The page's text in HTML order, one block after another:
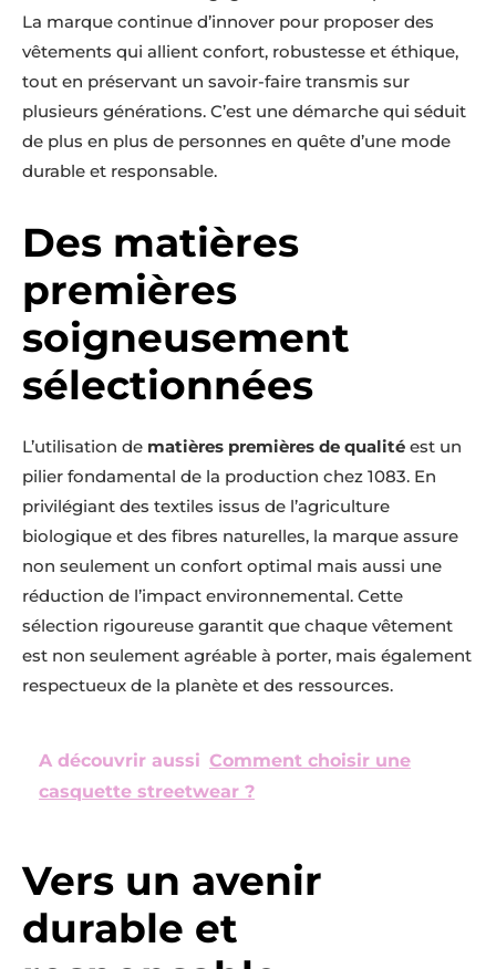
La marque continue d’innover pour proposer des
vêtements qui allient confort, robustesse et éthique,
tout en préservant un savoir-faire transmis sur
plusieurs générations. C’est une démarche qui séduit
de plus en plus de personnes en quête d’une mode
durable et responsable.
Des matières
premières
soigneusement
sélectionnées
L’utilisation de matières premières de qualité est un
pilier fondamental de la production chez 1083. En
privilégiant des textiles issus de l’agriculture
biologique et des fibres naturelles, la marque assure
non seulement un confort optimal mais aussi une
réduction de l’impact environnemental. Cette
sélection rigoureuse garantit que chaque vêtement
est non seulement agréable à porter, mais également
respectueux de la planète et des ressources.
A découvrir aussi Comment choisir une
casquette streetwear ?
Vers un avenir
durable et